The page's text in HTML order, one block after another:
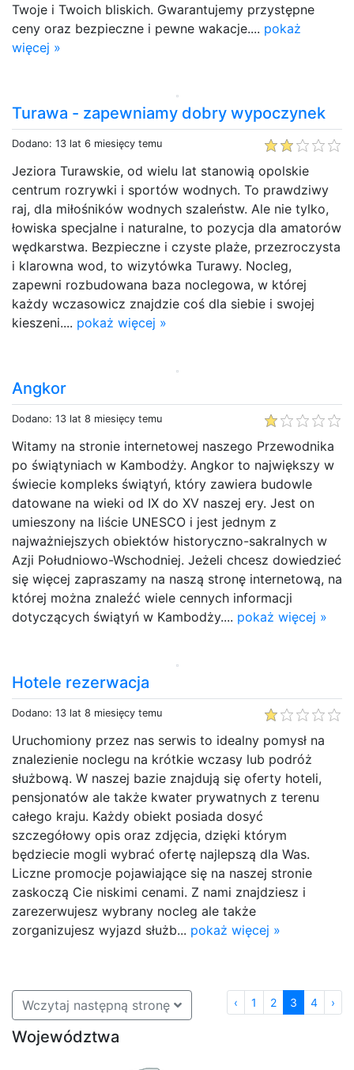
Twoje i Twoich bliskich. Gwarantujemy przystępne
ceny oraz bezpieczne i pewne wakacje.... pokaż
więcej »
Turawa - zapewniamy dobry wypoczynek
Dodano: 13 lat 6 miesięcy temu
Jeziora Turawskie, od wielu lat stanowią opolskie
centrum rozrywki i sportów wodnych. To prawdziwy
raj, dla miłośników wodnych szaleństw. Ale nie tylko,
łowiska specjalne i naturalne, to pozycja dla amatorów
wędkarstwa. Bezpieczne i czyste plaże, przezroczysta
i klarowna wod, to wizytówka Turawy. Nocleg,
zapewni rozbudowana baza noclegowa, w której
każdy wczasowicz znajdzie coś dla siebie i swojej
kieszeni.... pokaż więcej »
Angkor
Dodano: 13 lat 8 miesięcy temu
Witamy na stronie internetowej naszego Przewodnika
po świątyniach w Kambodży. Angkor to największy w
świecie kompleks świątyń, który zawiera budowle
datowane na wieki od IX do XV naszej ery. Jest on
umieszony na liście UNESCO i jest jednym z
najważniejszych obiektów historyczno-sakralnych w
Azji Południowo-Wschodniej. Jeżeli chcesz dowiedzieć
się więcej zapraszamy na naszą stronę internetową, na
której można znaleźć wiele cennych informacji
dotyczących świątyń w Kambodży.... pokaż więcej »
Hotele rezerwacja
Dodano: 13 lat 8 miesięcy temu
Uruchomiony przez nas serwis to idealny pomysł na
znalezienie noclegu na krótkie wczasy lub podróż
służbową. W naszej bazie znajdują się oferty hoteli,
pensjonatów ale także kwater prywatnych z terenu
całego kraju. Każdy obiekt posiada dosyć
szczegółowy opis oraz zdjęcia, dzięki którym
będziecie mogli wybrać ofertę najlepszą dla Was.
Liczne promocje pojawiające się na naszej stronie
zaskoczą Cie niskimi cenami. Z nami znajdziesz i
zarezerwujesz wybrany nocleg ale także
zorganizujesz wyjazd służb... pokaż więcej »
Wczytaj następną stronę ‹ 1 2 3 4 ›
Województwa